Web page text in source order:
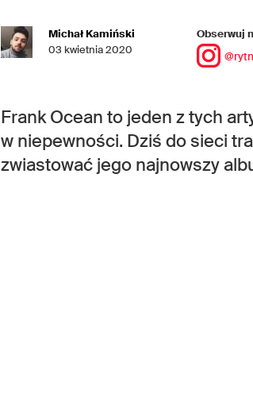
Michał Kamiński
03 kwietnia 2020
Obserwuj
Frank Ocean to jeden z tych
w niepewności. Dziś do sieci
zwiastować jego najnowszy